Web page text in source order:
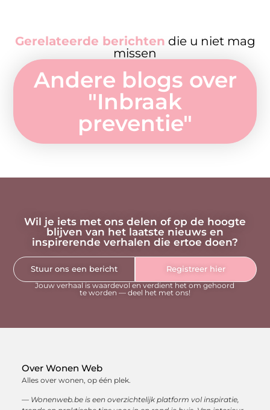
Gerelateerde berichten die u niet mag
missen
Andere blogs over
"Inbraak
preventie"
Wil je iets met ons delen of op de hoogte
blijven van het laatste nieuws en
inspirerende verhalen die ertoe doen?
Stuur ons een bericht
Registreer hier
Jouw verhaal is waardevol en verdient het om gehoord
te worden — deel het met ons!
Over Wonen Web
Alles over wonen, op één plek.
— Wonenweb.be is een overzichtelijk platform vol inspiratie,